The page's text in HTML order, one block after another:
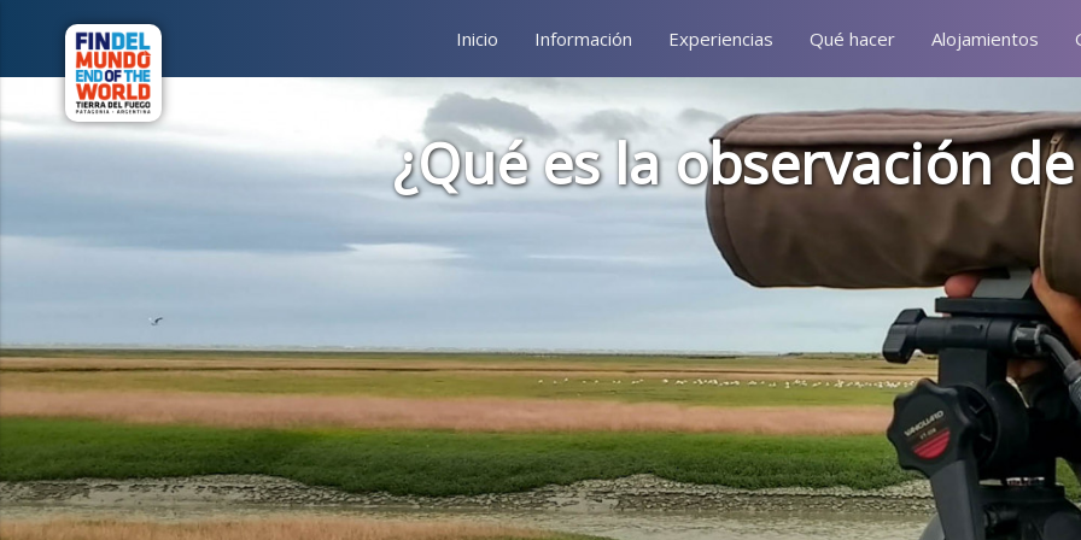
Inicio Información Experiencias Qué hacer Alojamientos
¿Qué es la observación de